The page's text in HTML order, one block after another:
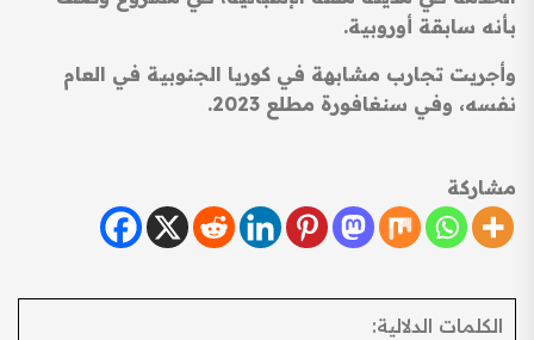
بأنه سابقة أوروبية.
وأجريت تجارب مشابهة في كوريا الجنوبية في العام
نفسه، وفي سنغافورة مطلع 2023.
مشاركة
الكلمات الدلالية: